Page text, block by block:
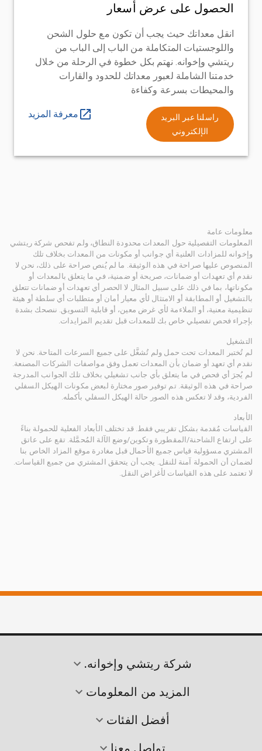
الحصول على عرض أسعار
انقل معداتك حيث يجب أن تكون مع حلول الشحن
واللوجستيات المتكاملة من الباب إلى الباب من
ريتشي وإخوانه. نهتم بكل خطوة في الرحلة من خلال
خدمتنا الشاملة لعبور معداتك للحدود والقارات
والمحيطات بسرعة وكفاءة
راسلنا عبر البريد
الإلكتروني
معرفة المزيد
معلومات عامة
المعلومات التفصيلية حول المعدات محدودة النطاق، ولم تفحص شركة ريتشي
وإخوانه للمزادات العلنية أي جوانب أو مكونات من المعدات بخلاف تلك
المنصوص عليها صراحة في هذه الوثيقة. ما لم يُنص صراحة على ذلك، نحن لا
نقدم أي تعهدات أو ضمانات، صريحة أو ضمنية، في ما يتعلق بالمعدات أو
مكوناتها، بما في ذلك على سبيل المثال لا الحصر أي تعهدات أو ضمانات تتعلق
بالتشغيل أو المطابقة أو الامتثال لأي معيار أمان أو متطلبات أي سلطة أو هيئة
تنظيمية معنية، أو الملاءمة لأي غرض معين، أو قابلية التسويق. ننصحك بشدة
بإجراء فحص تفصيلي خاص بك للمعدات قبل تقديم المزايدات.
التشغيل
لم تُختبر المعدات تحت حمل ولم تُشغَّل على جميع السرعات المتاحة. نحن لا
نقدم أي تعهد أو ضمان بأن المعدات تعمل وفق مواصفات الشركات المصنعة.
لم يُجرَ أي فحص في ما يتعلق بأي جانب تشغيلي بخلاف تلك الجوانب المدرجة
صراحة في هذه الوثيقة. تم توفير صور مختارة لبعض مكونات الهيكل السفلي
الفردية، وقد لا تعكس هذه الصور حالة الهيكل السفلي بأكمله.
الأبعاد
القياسات مُقدمة بشكل تقريبي فقط. قد تختلف الأبعاد الفعلية للحمولة بناءً
على ارتفاع الشاحنة/المقطورة وتكوين/وضع الآلة المُحمَّلة. تقع على عاتق
المشتري مسؤولية قياس جميع الأحمال قبل مغادرة موقع المزاد الخاص بنا
لضمان أن الحمولة آمنة للنقل. يجب أن يتحقق المشتري من جميع القياسات.
لا تعتمد على هذه القياسات لأغراض النقل.
شركة ريتشي وإخوانه.
المزيد من المعلومات
أفضل الفئات
تواصل معنا